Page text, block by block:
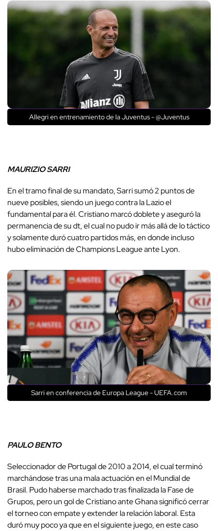
Allegri en entrenamiento de la Juventus - @Juventus
MAURIZIO SARRI
En el tramo final de su mandato, Sarri sumó 2 puntos de
nueve posibles, siendo un juego contra la Lazio el
fundamental para él. Cristiano marcó doblete y aseguró la
permanencia de su dt, el cual no pudo ir más allá de lo táctico
y solamente duró cuatro partidos más, en donde incluso
hubo eliminación de Champions League ante Lyon.
Sarri en conferencia de Europa League - UEFA.com
PAULO BENTO
Seleccionador de Portugal de 2010 a 2014, el cual terminó
marchándose tras una mala actuación en el Mundial de
Brasil. Pudo haberse marchado tras finalizada la Fase de
Grupos, pero un gol de Cristiano ante Ghana significó cerrar
el torneo con empate y extender la relación laboral. Esta
duró muy poco ya que en el siguiente juego, en este caso